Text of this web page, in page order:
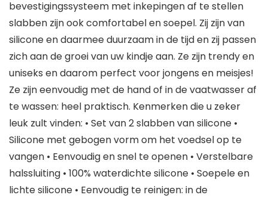
bevestigingssysteem met inkepingen af te stellen
slabben zijn ook comfortabel en soepel. Zij zijn van
silicone en daarmee duurzaam in de tijd en zij passen
zich aan de groei van uw kindje aan. Ze zijn trendy en
uniseks en daarom perfect voor jongens en meisjes!
Ze zijn eenvoudig met de hand of in de vaatwasser af
te wassen: heel praktisch. Kenmerken die u zeker
leuk zult vinden: • Set van 2 slabben van silicone •
Silicone met gebogen vorm om het voedsel op te
vangen • Eenvoudig en snel te openen • Verstelbare
halssluiting • 100% waterdichte silicone • Soepele en
lichte silicone • Eenvoudig te reinigen: in de